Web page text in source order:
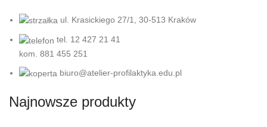
ul. Krasickiego 27/1, 30-513 Kraków
tel. 12 427 21 41
kom. 881 455 251
biuro@atelier-profilaktyka.edu.pl
Najnowsze produkty